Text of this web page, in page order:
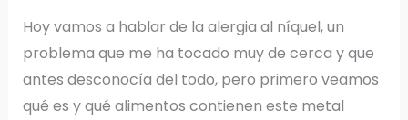
Hoy vamos a hablar de la alergia al níquel, un
problema que me ha tocado muy de cerca y que
antes desconocía del todo, pero primero veamos
qué es y qué alimentos contienen este metal